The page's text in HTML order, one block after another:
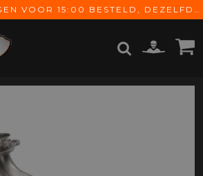
OP ONZE WERKDAGEN VOOR 15:00 BESTELD, DEZELFDE DAG VERZONDEN! GRATIS VERZENDING VANAF € 65,-